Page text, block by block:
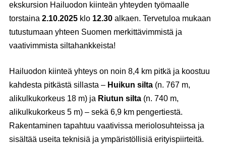
ekskursion Hailuodon kiinteän yhteyden työmaalle
torstaina 2.10.2025 klo 12.30 alkaen. Tervetuloa mukaan
tutustumaan yhteen Suomen merkittävimmistä ja
vaativimmista siltahankkeista!
Hailuodon kiinteä yhteys on noin 8,4 km pitkä ja koostuu
kahdesta pitkästä sillasta – Huikun silta (n. 767 m,
alikulkukorkeus 18 m) ja Riutun silta (n. 740 m,
alikulkukorkeus 5 m) – sekä 6,9 km pengertiestä.
Rakentaminen tapahtuu vaativissa meriolosuhteissa ja
sisältää useita teknisiä ja ympäristöllisiä erityispiirteitä.